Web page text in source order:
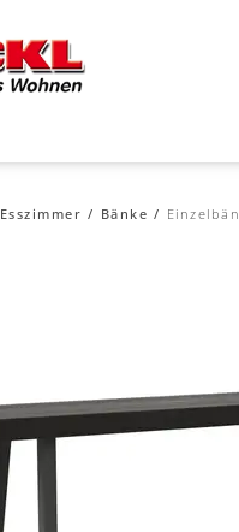
Esszimmer Bänke